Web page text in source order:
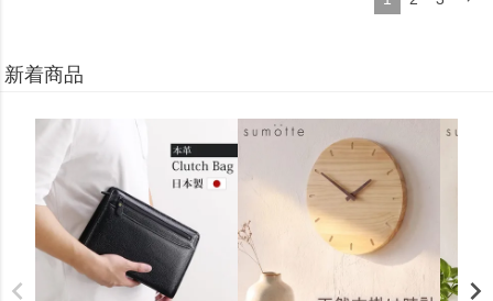
新着商品